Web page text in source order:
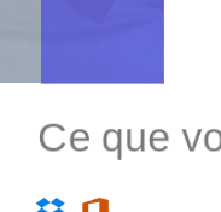
Ce que